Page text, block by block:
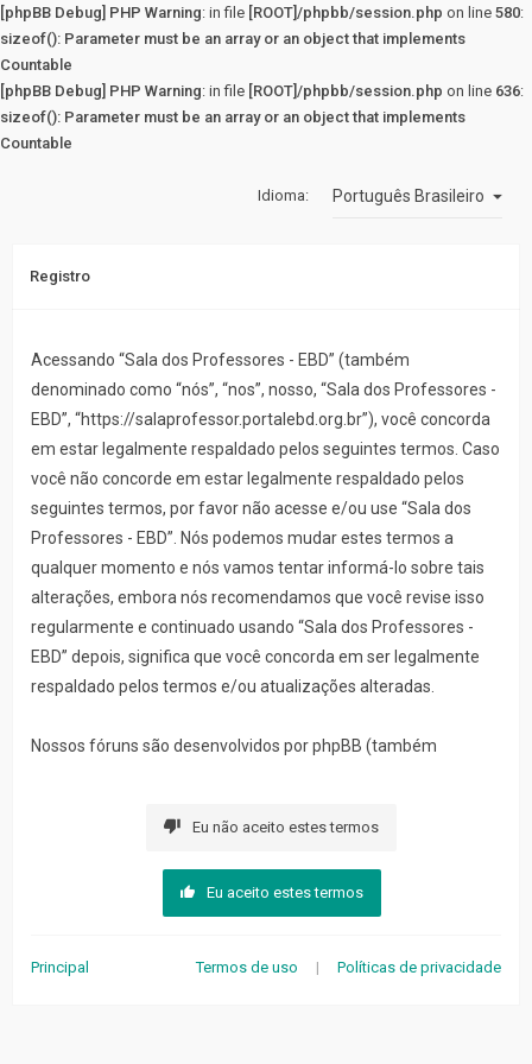
[phpBB Debug] PHP Warning: in file [ROOT]/phpbb/session.php on line 580:
sizeof(): Parameter must be an array or an object that implements
Countable
[phpBB Debug] PHP Warning: in file [ROOT]/phpbb/session.php on line 636:
sizeof(): Parameter must be an array or an object that implements
Countable
Idioma:
Registro
Acessando “Sala dos Professores - EBD” (também
denominado como “nós”, “nos”, nosso, “Sala dos Professores -
EBD”, “https://salaprofessor.portalebd.org.br”), você concorda
em estar legalmente respaldado pelos seguintes termos. Caso
você não concorde em estar legalmente respaldado pelos
seguintes termos, por favor não acesse e/ou use “Sala dos
Professores - EBD”. Nós podemos mudar estes termos a
qualquer momento e nós vamos tentar informá-lo sobre tais
alterações, embora nós recomendamos que você revise isso
regularmente e continuado usando “Sala dos Professores -
EBD” depois, significa que você concorda em ser legalmente
respaldado pelos termos e/ou atualizações alteradas.
Nossos fóruns são desenvolvidos por phpBB (também
sistema de fórum lançado sob a “GNU General Public License
” (conhecida como “GPL”) e pode ser baixado em
. O software phpBB somente facilita a
Eu não aceito estes termos
Eu aceito estes termos
Principal Termos de uso | Políticas de privacidade